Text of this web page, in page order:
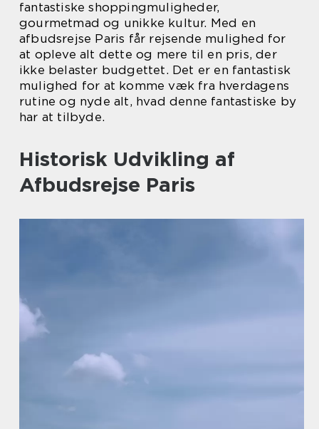
fantastiske shoppingmuligheder,
gourmetmad og unikke kultur. Med en
afbudsrejse Paris får rejsende mulighed for
at opleve alt dette og mere til en pris, der
ikke belaster budgettet. Det er en fantastisk
mulighed for at komme væk fra hverdagens
rutine og nyde alt, hvad denne fantastiske by
har at tilbyde.
Historisk Udvikling af
Afbudsrejse Paris